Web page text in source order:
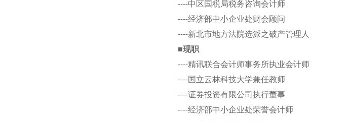
----中区国税局税务咨询会计师
----经济部中小企业处财会顾问
----新北市地方法院选派之破产管理人
■现职
----精讯联合会计师事务所执业会计师
----国立云林科技大学兼任教师
----证券投资有限公司执行董事
----经济部中小企业处荣誉会计师